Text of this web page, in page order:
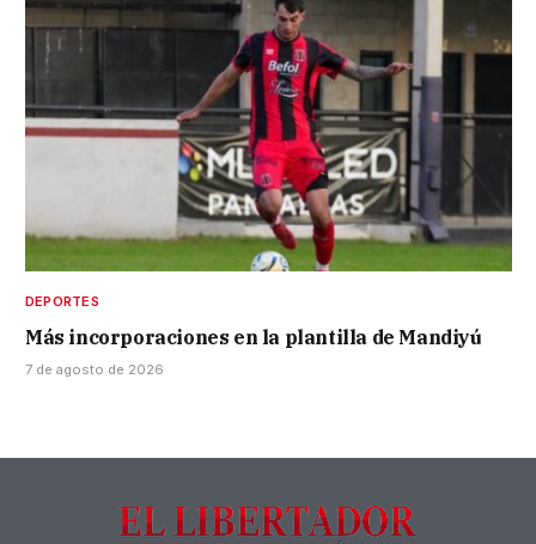
DEPORTES
Más incorporaciones en la plantilla de Mandiyú
7 de agosto de 2026